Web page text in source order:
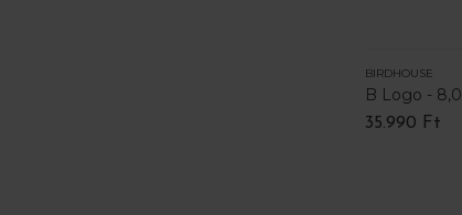
BIRDHOUSE
B Logo - 8,0
35.990 Ft